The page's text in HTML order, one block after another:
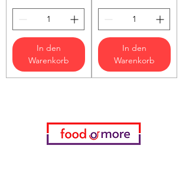
In den
Warenkorb
In den
Warenkorb